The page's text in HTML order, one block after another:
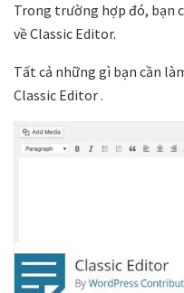
Trong trường hợp đó, bạn
về Classic Editor.
Tất cả những gì bạn cần
Classic Editor .